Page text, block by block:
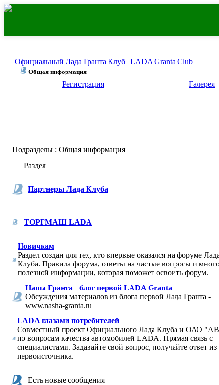
Официальный Лада Гранта Клуб | LADA Granta Club
Общая информация
Регистрация Галерея
Подразделы : Общая информация
Раздел
Партнеры Лада Клуба
ТОРГМАШ LADA
Новичкам
Раздел создан для тех, кто впервые оказался на форуме
Клуба. Правила форума, ответы на частые вопросы и
полезной информации, которая поможет освоить форум.
Наша Гранта - блог первой LADA Granta
Обсуждения материалов из блога первой Лада Гранта -
www.nasha-granta.ru
LADA глазами потребителей
Совместный проект Официального Лада Клуба и ОАО
по вопросам качества автомобилей LADA. Прямая связь с
специалистами. Задавайте свой вопрос, получайте ответ из
первоисточника.
Есть новые сообщения